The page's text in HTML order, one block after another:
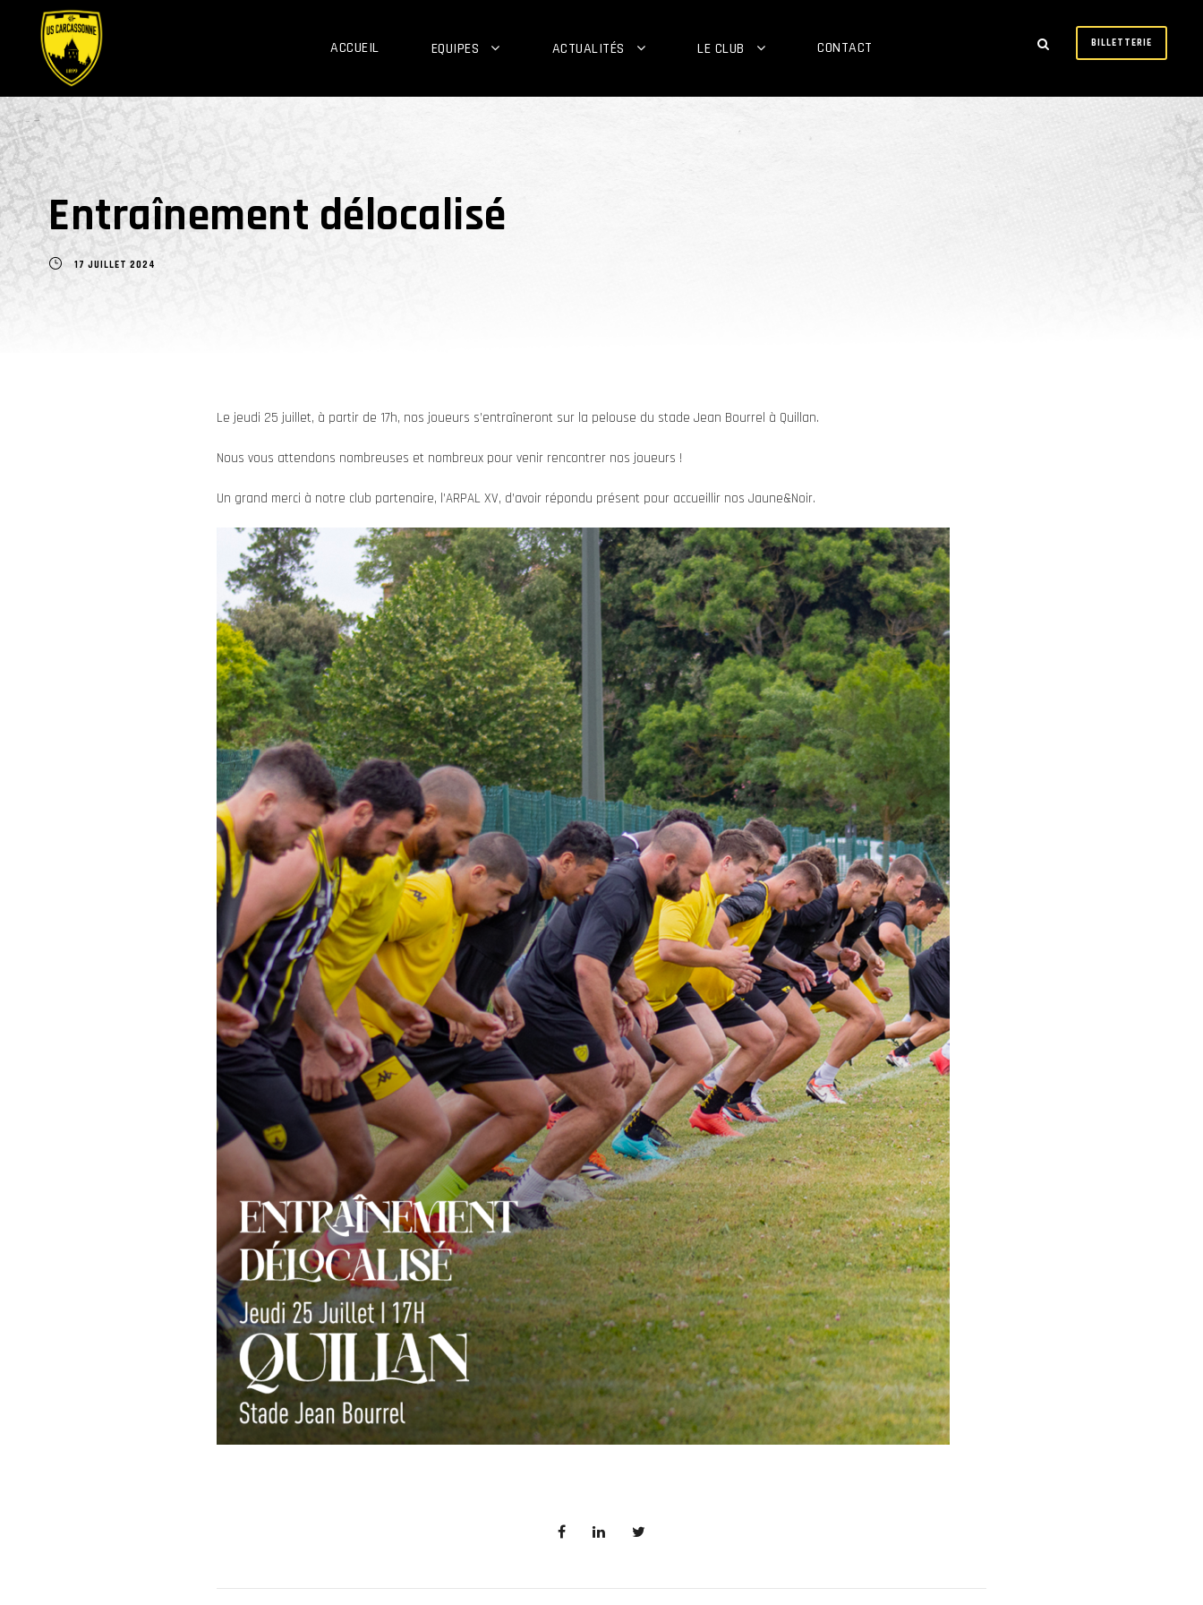
ACCUEIL EQUIPES ACTUALITÉS LE CLUB CONTACT BILLETTERIE
Entraînement délocalisé
17 JUILLET 2024
Le jeudi 25 juillet, à partir de 17h, nos joueurs s’entraîneront sur la pelouse du stade Jean Bourrel à Quillan.
Nous vous attendons nombreuses et nombreux pour venir rencontrer nos joueurs !
Un grand merci à notre club partenaire, l’ARPAL XV, d’avoir répondu présent pour accueillir nos Jaune&Noir.